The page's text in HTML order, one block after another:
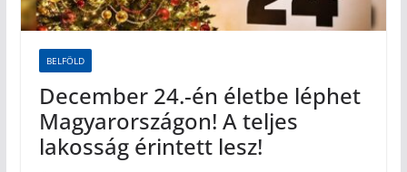
BELFÖLD
December 24.-én életbe léphet
Magyarországon! A teljes
lakosság érintett lesz!